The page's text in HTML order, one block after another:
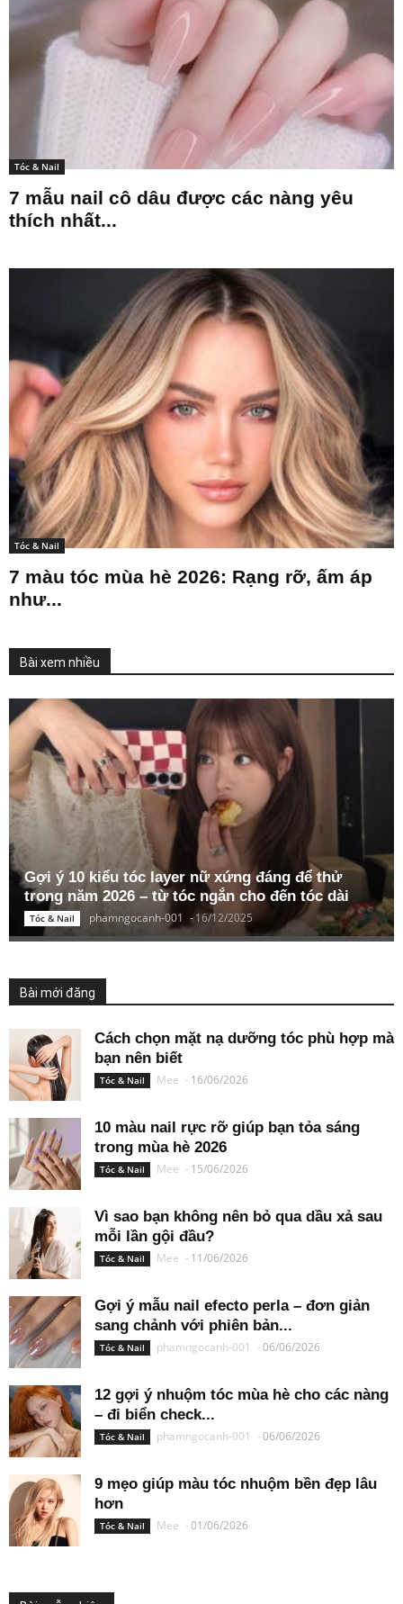
Tóc & Nail
7 mẫu nail cô dâu được các nàng yêu
thích nhất...
Tóc & Nail
7 màu tóc mùa hè 2026: Rạng rỡ, ấm áp
như...
Bài xem nhiều
Gợi ý 10 kiểu tóc layer nữ xứng đáng để thử
trong năm 2026 – từ tóc ngắn cho đến tóc dài
Tóc & Nail phamngocanh-001 -16/12/2025
Bài mới đăng
Cách chọn mặt nạ dưỡng tóc phù hợp mà
bạn nên biết
Tóc & Nail Mee - 16/06/2026
10 màu nail rực rỡ giúp bạn tỏa sáng
trong mùa hè 2026
Tóc & Nail Mee - 15/06/2026
Vì sao bạn không nên bỏ qua dầu xả sau
mỗi lần gội đầu?
Tóc & Nail Mee - 11/06/2026
Gợi ý mẫu nail efecto perla – đơn giản
sang chảnh với phiên bản...
Tóc & Nail phamngocanh-001 -06/06/2026
12 gợi ý nhuộm tóc mùa hè cho các nàng
– đi biển check...
Tóc & Nail phamngocanh-001 -06/06/2026
9 mẹo giúp màu tóc nhuộm bền đẹp lâu
hơn
Tóc & Nail Mee -01/06/2026